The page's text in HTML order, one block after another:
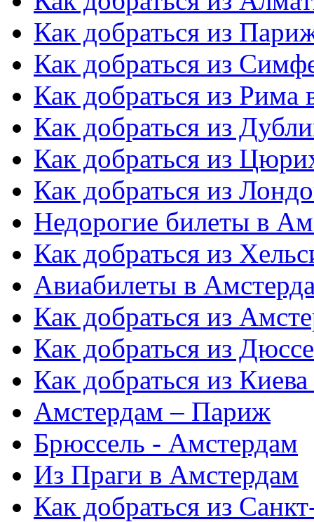
Как добраться из
Как добраться из
Как добраться из Рима
Как добраться из
Как добраться из
Как добраться из
Недорогие билеты в
Как добраться из
Авиабилеты в
Как добраться из
Как добраться из
Как добраться из
Амстердам – Париж
Брюссель - Амстердам
Из Праги в Амстердам
Как добраться из